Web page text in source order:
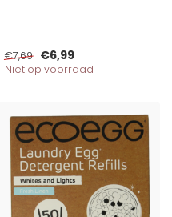
€7,69 €6,99
Niet op voorraad